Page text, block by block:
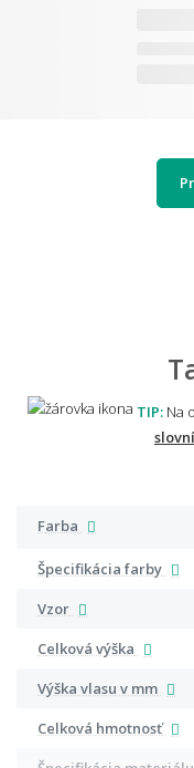
TIP: Na
Farba
Špecifikácia farby
Vzor
Celková výška
Výška vlasu v mm
Celková hmotnosť